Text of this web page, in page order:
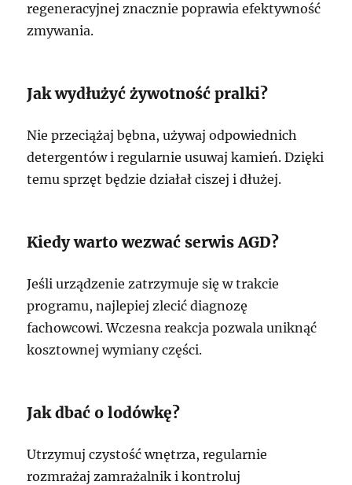
regeneracyjnej znacznie poprawia efektywność
zmywania.
Jak wydłużyć żywotność pralki?
Nie przeciążaj bębna, używaj odpowiednich
detergentów i regularnie usuwaj kamień. Dzięki
temu sprzęt będzie działał ciszej i dłużej.
Kiedy warto wezwać serwis AGD?
Jeśli urządzenie zatrzymuje się w trakcie
programu, najlepiej zlecić diagnozę
fachowcowi. Wczesna reakcja pozwala uniknąć
kosztownej wymiany części.
Jak dbać o lodówkę?
Utrzymuj czystość wnętrza, regularnie
rozmrażaj zamrażalnik i kontroluj